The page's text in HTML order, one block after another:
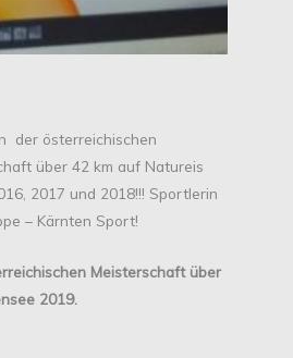
der österreichischen
über 42 km auf Natureis
2017 und 2018!!! Sportlerin
– Kärnten Sport!
Meisterschaft über
2019.